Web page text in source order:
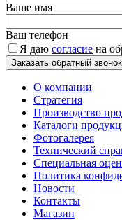
Ваше имя
Ваш телефон
Я даю согласие на
О компании
Стратегия
Производство
Каталоги
Фотогалерея
Технический
Специальная
Политика
Новости
Контакты
Магазин